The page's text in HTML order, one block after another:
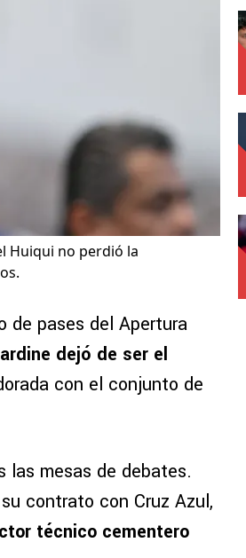
Huiqui no perdió la
de pases del Apertura
dejó de ser el
con el conjunto de
las mesas de debates.
contrato con Cruz Azul,
técnico cementero